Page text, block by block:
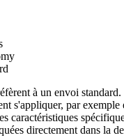
à un envoi
s'appliquer, par exemple
caractéristiques
directement dans la